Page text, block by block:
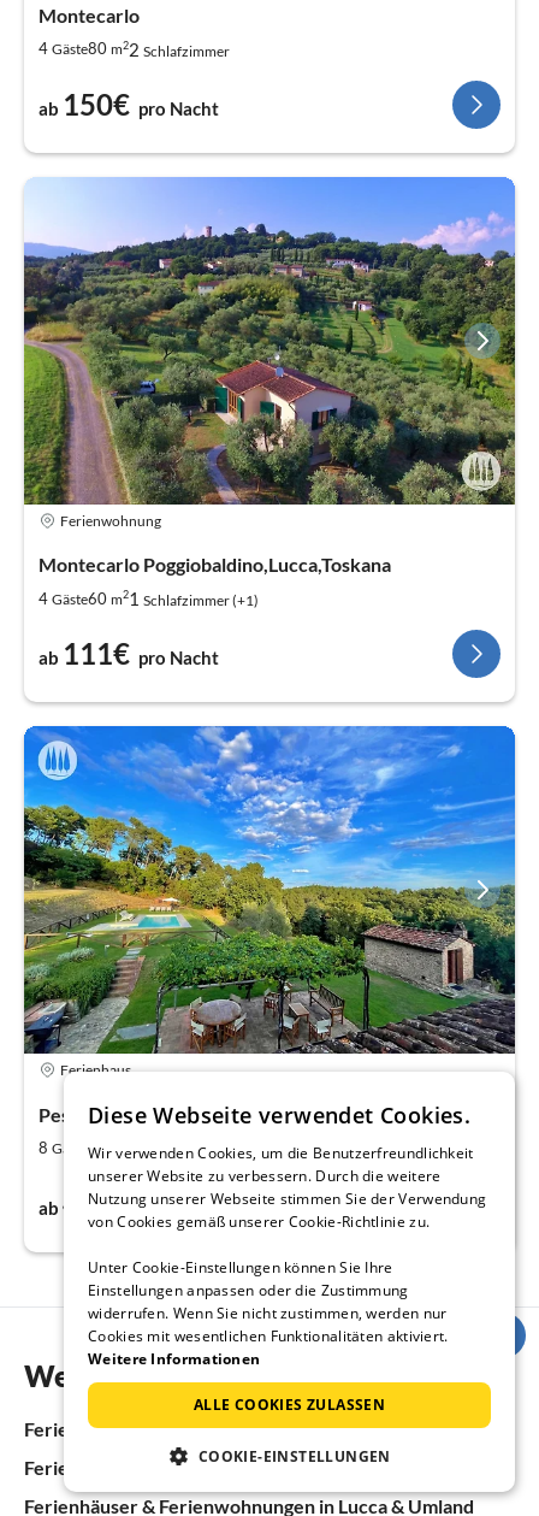
Montecarlo
4 Gäste80 m22 Schlafzimmer
ab 150€ pro Nacht
Ferienwohnung
Montecarlo Poggiobaldino,Lucca,Toskana
4 Gäste60 m21 Schlafzimmer (+1)
ab 111€ pro Nacht
Ferienhaus
Pescia
8 Gäste 330m 4Schlafzimmer
ab 429€ pro Nacht
Weitere Informationen
Ferienhäuser & Ferienwohnungen in Italien
Ferienhäuser & Ferienwohnungen in der Toskana
Ferienhäuser & Ferienwohnungen in Lucca & Umland
Diese Webseite verwendet Cookies.
Wir verwenden Cookies, um die Benutzerfreundlichkeit
unserer Website zu verbessern. Durch die weitere
Nutzung unserer Webseite stimmen Sie der Verwendung
von Cookies gemäß unserer Cookie-Richtlinie zu.
Unter Cookie-Einstellungen können Sie Ihre
Einstellungen anpassen oder die Zustimmung
widerrufen. Wenn Sie nicht zustimmen, werden nur
Cookies mit wesentlichen Funktionalitäten aktiviert.
Weitere Informationen
ALLE COOKIES ZULASSEN
COOKIE-EINSTELLUNGEN